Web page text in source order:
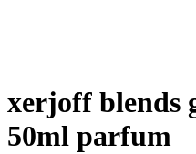
xerjoff blends
50ml parfum